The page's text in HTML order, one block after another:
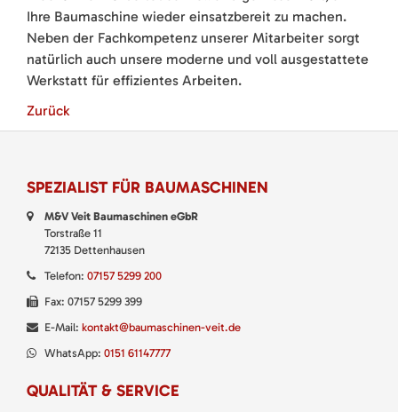
Ihre Baumaschine wieder einsatzbereit zu machen.
Neben der Fachkompetenz unserer Mitarbeiter sorgt
natürlich auch unsere moderne und voll ausgestattete
Werkstatt für effizientes Arbeiten.
Zurück
SPEZIALIST FÜR BAUMASCHINEN
M&V Veit Baumaschinen eGbR
Torstraße 11
72135 Dettenhausen
Telefon: 07157 5299 200
Fax: 07157 5299 399
E-Mail: kontakt@baumaschinen-veit.de
WhatsApp: 0151 61147777
QUALITÄT & SERVICE